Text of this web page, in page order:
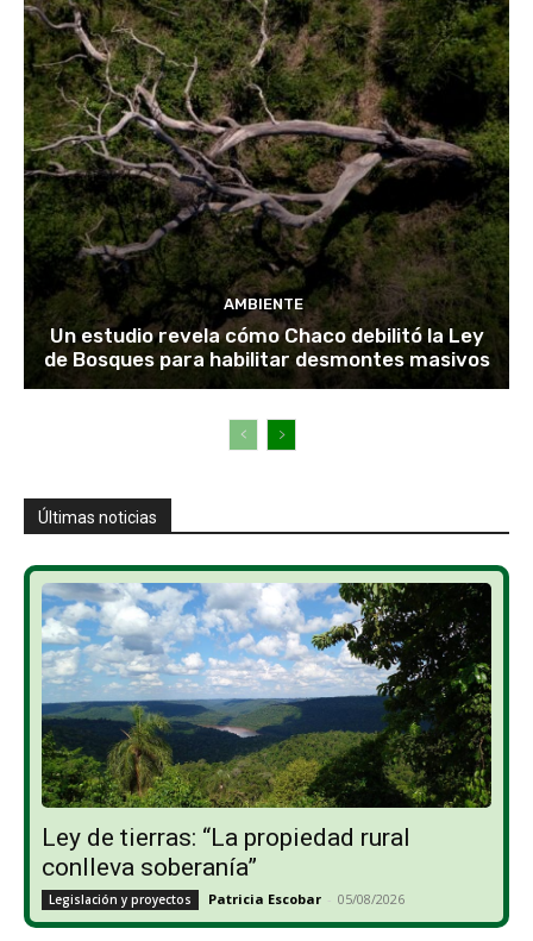
AMBIENTE
Un estudio revela cómo Chaco debilitó la Ley
de Bosques para habilitar desmontes masivos
Últimas noticias
Ley de tierras: “La propiedad rural
conlleva soberanía”
Legislación y proyectos Patricia Escobar - 05/08/2026